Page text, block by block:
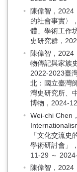
陳偉智，2024
的社會事實〉
體」學術工作
史研究群，
陳偉智，2024
物傳記與家族
2022-2023臺
北：國立臺灣
灣史研究所、
博物，2024-
Wei-chi Chen
「文化交流史
學術研討會」
11-29 ～
陳偉智，2024